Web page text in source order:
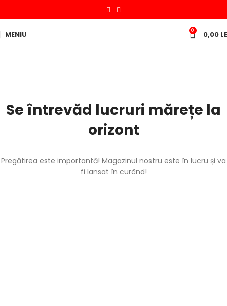
MENIU 0 0,00
Se întrevăd lucruri mărețe la
orizont
Pregătirea este importantă! Magazinul nostru este în lucru și va
fi lansat în curând!